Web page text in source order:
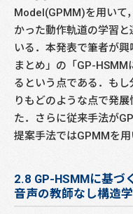
Model(GPMM)を用いて
かった動作軌道の学習
いる．本発表で筆者が
まとめ」の「GP-HSMM
るという点である．も
りもどのような点で発
た．さらに従来手法が
提案手法ではGPMMを用
2.8 GP-HSMMに基づ
音声の教師なし構造